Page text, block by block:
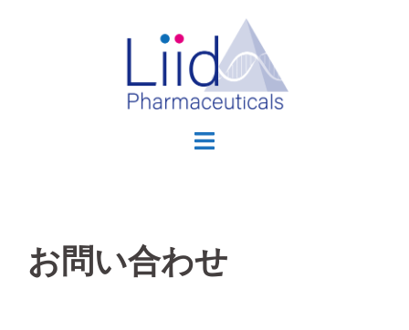
お問い合わせ